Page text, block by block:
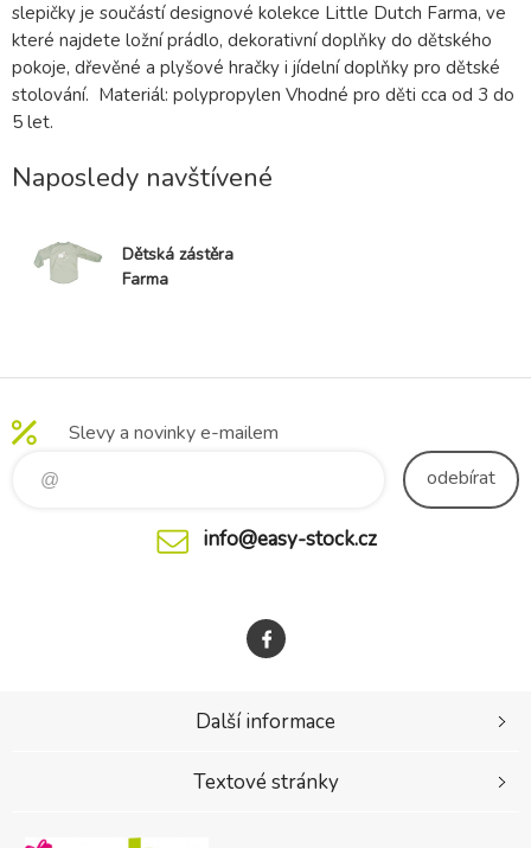
slepičky je součástí designové kolekce Little Dutch Farma, ve
které najdete ložní prádlo, dekorativní doplňky do dětského
pokoje, dřevěné a plyšové hračky i jídelní doplňky pro dětské
stolování. Materiál: polypropylen Vhodné pro děti cca od 3 do
5 let.
Naposledy navštívené
Dětská zástěra
Farma
Slevy a novinky e-mailem
odebírat
info@easy-stock.cz
Další informace
Textové stránky